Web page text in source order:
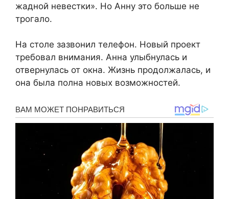
жадной невестки». Но Анну это больше не
трогало.
На столе зазвонил телефон. Новый проект
требовал внимания. Анна улыбнулась и
отвернулась от окна. Жизнь продолжалась, и
она была полна новых возможностей.